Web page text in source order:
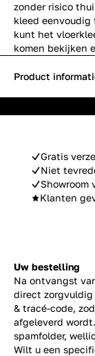
zonder risico
kleed
kunt het
komen bekijken
Gratis
Niet
Showroom
Klanten
Product
Uw bestelling
Na ontvangst
direct zorgvuldig
& tracé-code,
afgeleverd
spamfolder,
Wilt u een